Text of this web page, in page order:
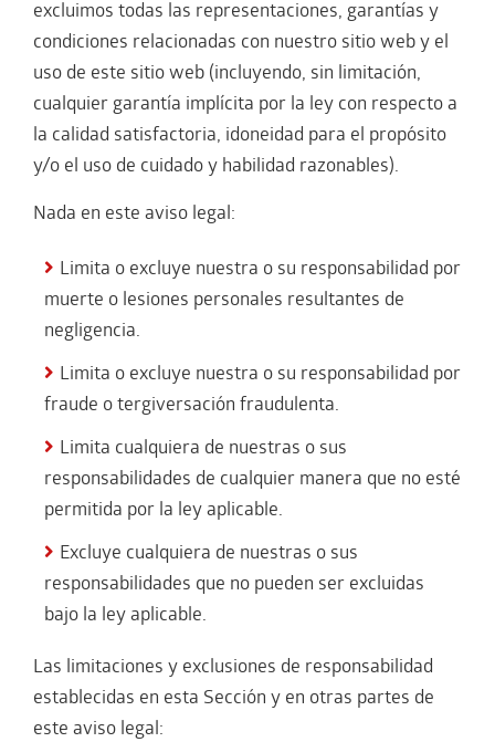
excluimos todas las representaciones, garantías y
condiciones relacionadas con nuestro sitio web y el
uso de este sitio web (incluyendo, sin limitación,
cualquier garantía implícita por la ley con respecto a
la calidad satisfactoria, idoneidad para el propósito
y/o el uso de cuidado y habilidad razonables).
Nada en este aviso legal:
Limita o excluye nuestra o su responsabilidad por
muerte o lesiones personales resultantes de
negligencia.
Limita o excluye nuestra o su responsabilidad por
fraude o tergiversación fraudulenta.
Limita cualquiera de nuestras o sus
responsabilidades de cualquier manera que no esté
permitida por la ley aplicable.
Excluye cualquiera de nuestras o sus
responsabilidades que no pueden ser excluidas
bajo la ley aplicable.
Las limitaciones y exclusiones de responsabilidad
establecidas en esta Sección y en otras partes de
este aviso legal: